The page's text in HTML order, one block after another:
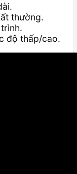
thường.
độ thấp/cao.